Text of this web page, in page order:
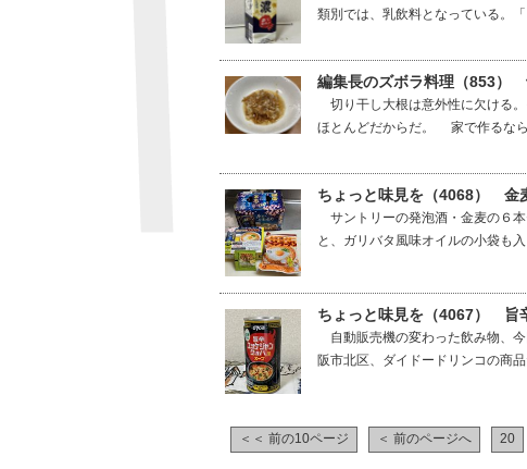
類別では、乳飲料となっている。
編集長のズボラ料理（853）
切り干し大根は意外性に欠ける
ほとんどだからだ。 家で作るな
ちょっと味見を（4068） 金
サントリーの発泡酒・金麦の６
と、ガリバタ風味オイルの小袋も
ちょっと味見を（4067） 旨
自動販売機の変わった飲み物、
阪市北区、ダイドードリンコの商
＜＜ 前の10ページ ＜ 前のページへ 20